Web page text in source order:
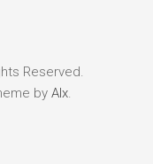
Reserved.
by Alx.